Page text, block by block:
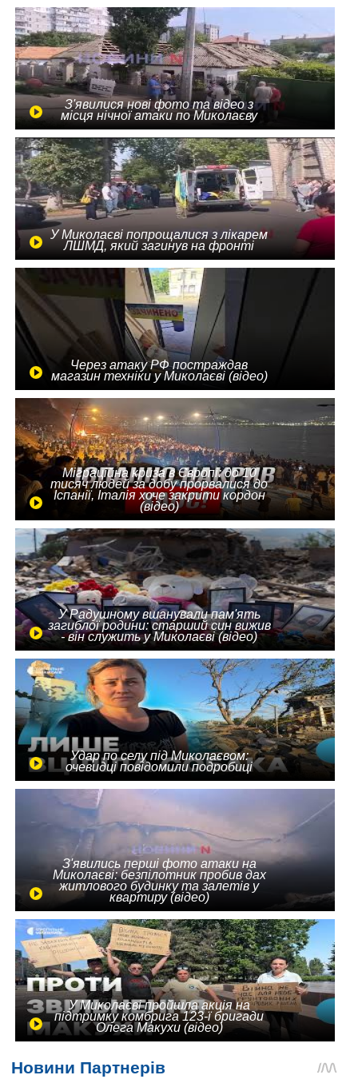
З'явилися нові фото та відео з
місця нічної атаки по Миколаєву
У Миколаєві попрощалися з лікарем
ЛШМД, який загинув на фронті
Через атаку РФ постраждав
магазин техніки у Миколаєві (відео)
Міграційна криза в Європі: до 10
тисяч людей за добу прорвалися до
Іспанії, Італія хоче закрити кордон
(відео)
У Радушному вшанували пам'ять
загиблої родини: старший син вижив
- він служить у Миколаєві (відео)
Удар по селу під Миколаєвом:
очевидці повідомили подробиці
З'явились перші фото атаки на
Миколаєві: безпілотник пробив дах
житлового будинку та залетів у
квартиру (відео)
У Миколаєві пройшла акція на
підтримку комбрига 123-ї бригади
Олега Макухи (відео)